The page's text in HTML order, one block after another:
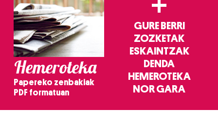
Hemeroteka
Papereko zenbakiak
PDF formatuan
GURE BERRI
ZOZKETAK
ESKAINTZAK
DENDA
HEMEROTEKA
NOR GARA